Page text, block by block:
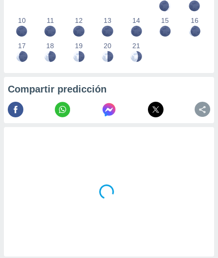
10 11 12 13 14 15 16
17 18 19 20 21
Compartir predicción